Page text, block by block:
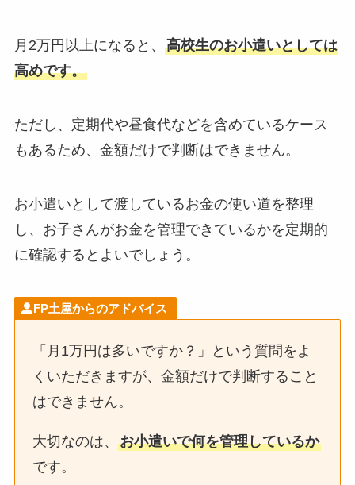
月2万円以上になると、 高校生のお小遣いとしては
高めです。
ただし、定期代や昼食代などを含めているケース
もあるため、金額だけで判断はできません。
お小遣いとして渡しているお金の使い道を整理
し、お子さんがお金を管理できているかを定期的
に確認するとよいでしょう。
FP土屋からのアドバイス
「月1万円は多いですか？」という質問をよ
くいただきますが、金額だけで判断すること
はできません。
大切なのは、お小遣いで何を管理しているか
です。